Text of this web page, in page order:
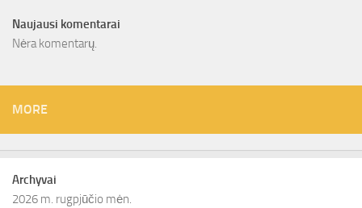
Naujausi komentarai
Nėra komentarų.
MORE
Archyvai
2026 m. rugpjūčio mėn.